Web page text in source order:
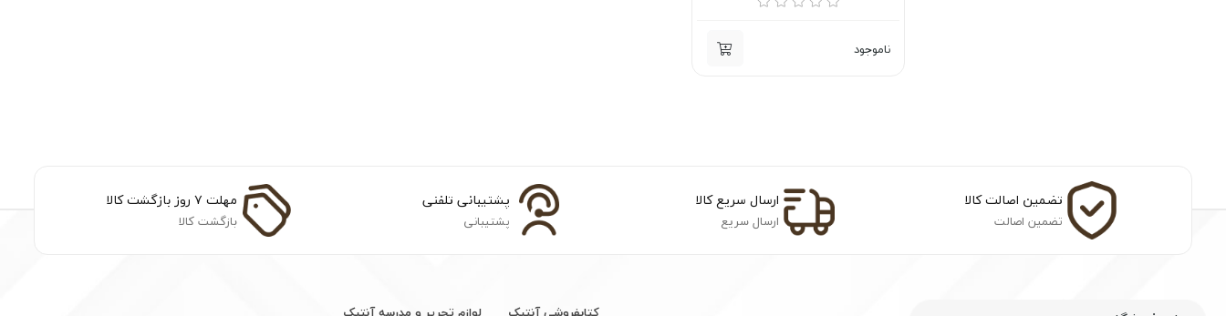
ناموجود
تضمین اصالت کالا
تضمین اصالت
ارسال سریع کالا
ارسال سریع
پشتیبانی تلفنی
پشتیبانی
مهلت ۷ روز بازگشت کالا
بازگشت کالا